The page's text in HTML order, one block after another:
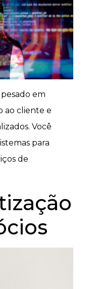
em
ao cliente e
Você
para
de